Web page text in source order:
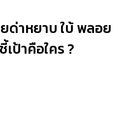
ด่าหยาบ ใบ้ พลอย
ป้าคือใคร ?